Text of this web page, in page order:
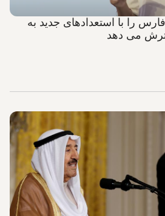
را با استعدادهای جدید به
می دهد